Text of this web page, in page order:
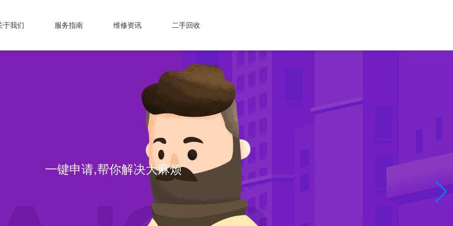
于我们 服务指南 维修资讯 二手回收
一键申请,帮你解决大麻烦